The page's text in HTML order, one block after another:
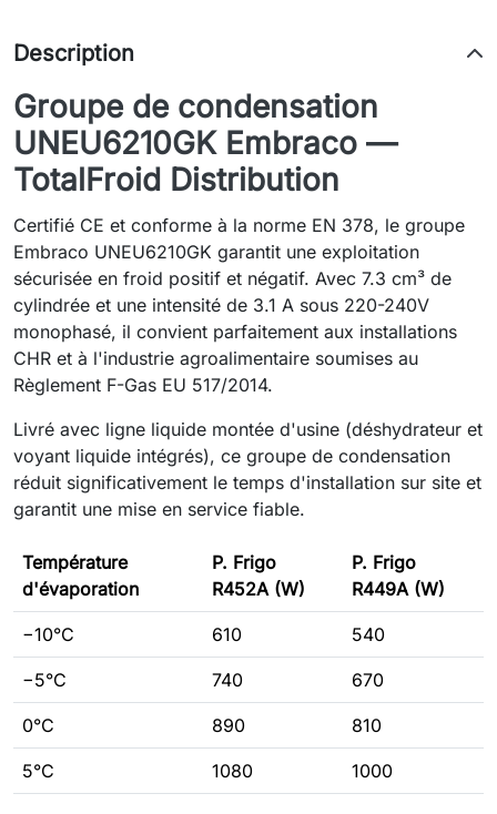
Description
Groupe de condensation
UNEU6210GK Embraco —
TotalFroid Distribution
Certifié CE et conforme à la norme EN 378, le groupe
Embraco UNEU6210GK garantit une exploitation
sécurisée en froid positif et négatif. Avec 7.3 cm³ de
cylindrée et une intensité de 3.1 A sous 220-240V
monophasé, il convient parfaitement aux installations
CHR et à l'industrie agroalimentaire soumises au
Règlement F-Gas EU 517/2014.
Livré avec ligne liquide montée d'usine (déshydrateur et
voyant liquide intégrés), ce groupe de condensation
réduit significativement le temps d'installation sur site et
garantit une mise en service fiable.
Température
d'évaporation
P. Frigo
R452A (W)
P. Frigo
R449A (W)
−10°C 610 540
−5°C 740 670
0°C 890 810
5°C 1080 1000